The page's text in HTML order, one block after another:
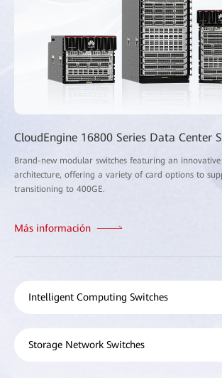
CloudEngine 16800 Series Data Center
Brand-new modular switches featuring an innovative
architecture, offering a variety of card options to
transitioning to 400GE.
Más información
Intelligent Computing Switches
Storage Network Switches